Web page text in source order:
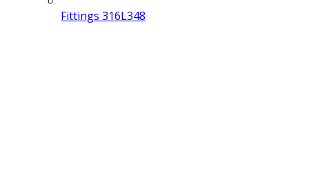
Fittings 316L348